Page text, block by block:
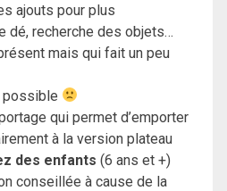
ajouts pour plus
dé, recherche des objets…
mais qui fait un peu
possible
qui permet d’emporter
à la version plateau
des enfants (6 ans et +)
conseillée à cause de la